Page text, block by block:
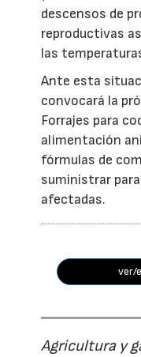
descensos de
reproductivas
las
Ante esta
convocará la
Forrajes para
alimentación
fórmulas de
suministrar
afectadas.
ver/
Agricultura y